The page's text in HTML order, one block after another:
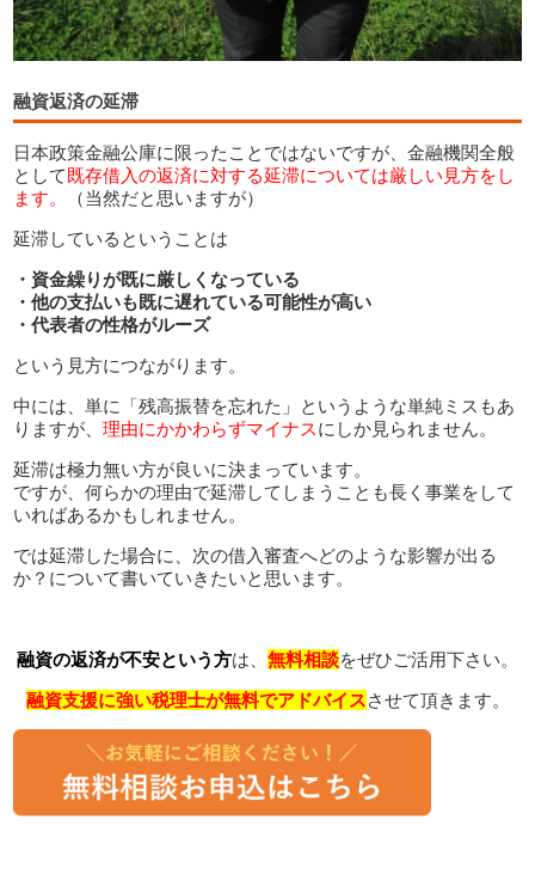
融資返済の延滞
日本政策金融公庫に限ったことではないですが、金融機関全般
として既存借入の返済に対する延滞については厳しい見方をし
ます。
（当然だと思いますが）
延滞しているということは
・資金繰りが既に厳しくなっている
・他の支払いも既に遅れている可能性が高い
・代表者の性格がルーズ
という見方につながります。
中には、単に「残高振替を忘れた」というような単純ミスもあ
りますが、理由にかかわらずマイナスにしか見られません。
延滞は極力無い方が良いに決まっています。
ですが、何らかの理由で延滞してしまうことも長く事業をして
いればあるかもしれません。
では延滞した場合に、次の借入審査へどのような影響が出る
か？について書いていきたいと思います。
融資の返済が不安という方は、 無料相談をぜひご活用下さい。
融資支援に強い税理士が無料でアドバイスさせて頂きます。